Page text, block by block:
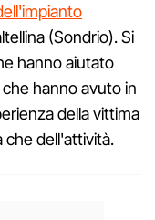
(Sondrio). Si
hanno aiutato
hanno avuto in
della vittima
che dell'attività.